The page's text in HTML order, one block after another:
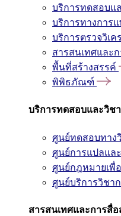
บริการทดสอบแ
บริการทางการ
บริการตรวจวิเ
สารสนเทศและ
พื้นที่สร้างสรรค์
พิพิธภัณฑ์
บริการทดสอบและวิช
ศูนย์ทดสอบทาง
ศูนย์การแปลแล
ศูนย์กฎหมายเพื่
ศูนย์บริการวิชา
สารสนเทศและการสื่อ